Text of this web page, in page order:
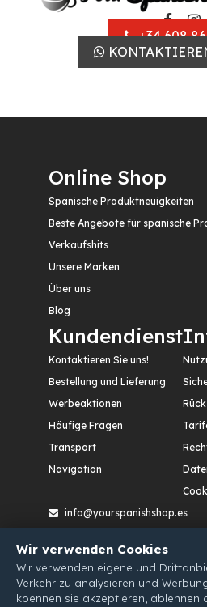
+34 608
Online Shop
Spanische Produktneuigkeiten
Beste Angebote für spanische
Verkaufshits
Unsere Marken
Über uns
Blog
Kundendienst
Kontaktieren Sie uns!
Bestellung und Lieferung
Werbeaktionen
Häufige Fragen
Transport
Navigation
info@yourspanishshop.es
47012 – Valladolid. España
Wir verwenden Cookies
Wir verwenden eigene und
Verkehr zu analysieren und
koennen sie akzeptieren, ablehnen